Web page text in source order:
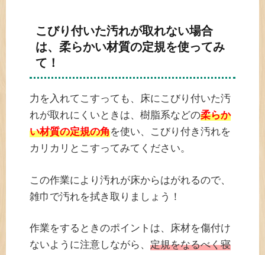
こびり付いた汚れが取れない場合
は、柔らかい材質の定規を使ってみ
て！
力を入れてこすっても、床にこびり付いた汚
れが取れにくいときは、樹脂系などの柔らか
い材質の定規の角を使い、こびり付き汚れを
カリカリとこすってみてください。
この作業により汚れが床からはがれるので、
雑巾で汚れを拭き取りましょう！
作業をするときのポイントは、床材を傷付け
ないように注意しながら、 定規をなるべく寝